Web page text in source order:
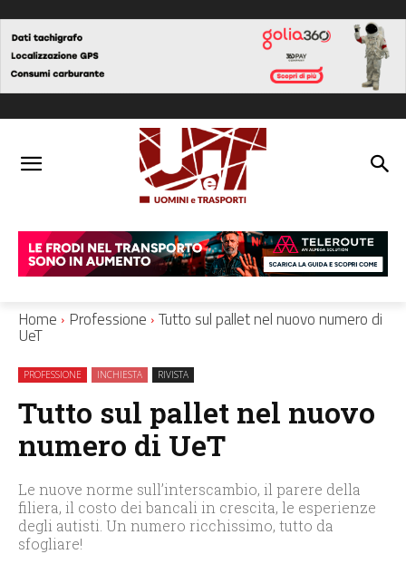
Home Professione Tutto sul pallet nel nuovo numero di
UeT
PROFESSIONE INCHIESTA RIVISTA
Tutto sul pallet nel nuovo
numero di UeT
Le nuove norme sull’interscambio, il parere della
filiera, il costo dei bancali in crescita, le esperienze
degli autisti. Un numero ricchissimo, tutto da
sfogliare!